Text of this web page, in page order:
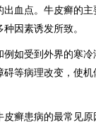
血点。牛皮癣的
因素诱发所致。
受到外界的寒冷
等病理改变，使
患病的最常见原